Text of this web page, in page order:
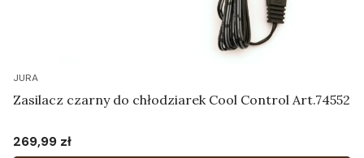
JURA
Zasilacz czarny do chłodziarek Cool Control Art.74552
Cena
269,99 zł